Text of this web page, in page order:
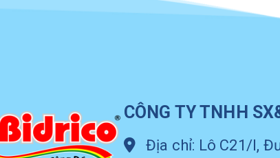
CÔNG TY TNHH
Địa chỉ: Lô C21/I,